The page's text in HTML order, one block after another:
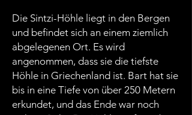
Die Sintzi-Höhle liegt in den Bergen
und befindet sich an einem ziemlich
abgelegenen Ort. Es wird
angenommen, dass sie die tiefste
Höhle in Griechenland ist. Bart hat sie
bis in eine Tiefe von über 250 Metern
erkundet, und das Ende war noch